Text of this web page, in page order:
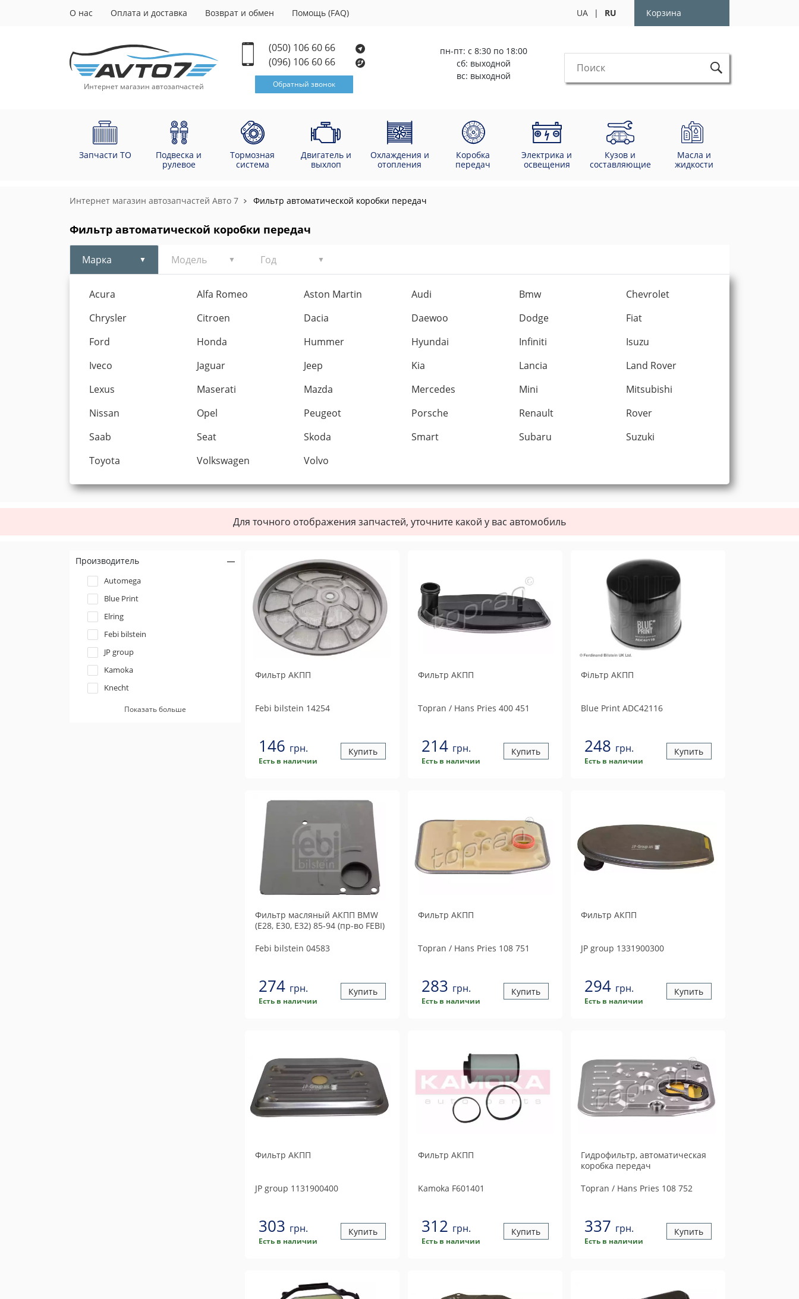
О нас Оплата и доставка Возврат и обмен Помощь (FAQ) UA | RU Корзина
Интернет магазин автозапчастей
(050) 106 60 66
(096) 106 60 66
Обратный звонок
пн-пт: с 8:30 по 18:00
сб: выходной
вс: выходной
Запчасти ТО
Подвеска и
рулевое
Тормозная
система
Двигатель и
выхлоп
Охлаждения и
отопления
Коробка
передач
Электрика и
освещения
Кузов и
составляющие
Масла и
жидкости
Интернет магазин автозапчастей Авто 7 Фильтр автоматической коробки передач
Фильтр автоматической коробки передач
Марка Модель Год
Acura Alfa Romeo Aston Martin Audi Bmw
Chevrolet
Chrysler
Citroen Dacia Daewoo Dodge
Fiat
Ford
Honda Hummer Hyundai Infiniti
Isuzu
Iveco
Jaguar Jeep Kia Lancia
Land Rover
Lexus
Maserati Mazda Mercedes Mini
Mitsubishi
Nissan
Opel Peugeot Porsche Renault
Rover
Saab
Seat Skoda Smart Subaru
Suzuki
Toyota
Volkswagen Volvo
Для точного отображения запчастей, уточните какой у вас автомобиль
Производитель
Automega
Blue Print
Elring
Febi bilstein
JP group
Kamoka
Knecht
Mann-filterПоказать больше
Фильтр АКПП
Febi bilstein 14254
146 грн.
Есть в наличии
Купить
Фильтр АКПП
Topran / Hans Pries 400 451
214 грн.
Есть в наличии
Купить
Фільтр АКПП
Blue PrintADC42116
248 грн.
Есть в наличии
Купить
Фильтр масляный АКПП BMW
(E28, E30, E32) 85-94 (пр-во FEBI)
Febi bilstein 04583
274 грн.
Есть в наличии
Купить
Фильтр АКПП
Topran / Hans Pries 108 751
283 грн.
Есть в наличии
Купить
Фильтр АКПП
JP group 1331900300
294 грн.
Есть в наличии
Купить
Фильтр АКПП
JP group 1131900400
303 грн.
Есть в наличии
Купить
Фильтр АКПП
Kamoka F601401
312 грн.
Есть в наличии
Купить
Гидрофильтр, автоматическая
коробка передач
Topran / Hans Pries 108 752
337 грн.
Есть в наличии
Купить